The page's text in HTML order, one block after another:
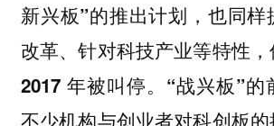
新兴板”的推出计划，也同样
改革、针对科技产业等特性
2017 年被叫停。“战兴板”的
不少机构与创业者对科创板